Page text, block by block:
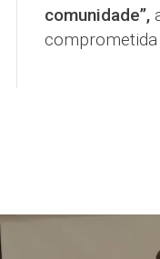
comunidade”,